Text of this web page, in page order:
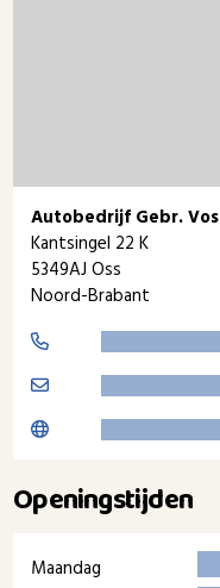
Autobedrijf Gebr. Vos
Kantsingel 22 K
5349AJ Oss
Noord-Brabant
Openingstijden
Maandag